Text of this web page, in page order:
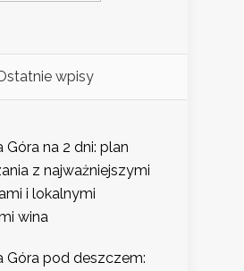
wpisy
Góra na 2 dni: plan
z najważniejszymi
i lokalnymi
wina
Góra pod deszczem: